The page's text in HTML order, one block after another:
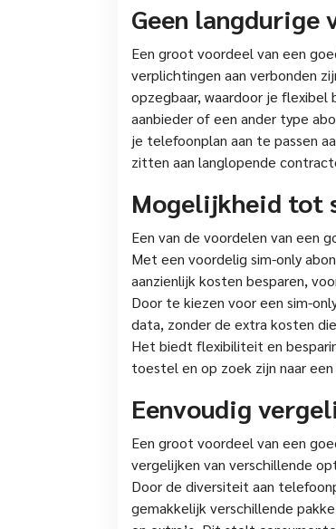
Geen langdurige
Een groot voordeel van een
verplichtingen aan verbonden
opzegbaar, waardoor je
aanbieder of een ander type
je telefoonplan aan te passen
zitten aan langlopende
Mogelijkheid tot
Een van de voordelen van een
Met een voordelig sim-only
aanzienlijk kosten besparen,
Door te kiezen voor een sim-
data, zonder de extra kosten
Het biedt flexibiliteit en
toestel en op zoek zijn naar
Eenvoudig
Een groot voordeel van een
vergelijken van verschillende
Door de diversiteit aan
gemakkelijk verschillende